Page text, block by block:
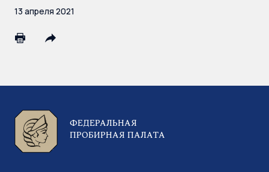
13 апреля 2021
ФЕДЕРАЛЬНАЯ
ПРОБИРНАЯ ПАЛАТА